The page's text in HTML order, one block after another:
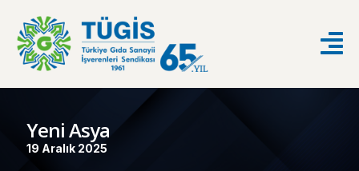
Yeni Asya
19 Aralık 2025